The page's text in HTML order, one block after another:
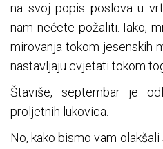
na svoj popis poslova u
nam nećete požaliti. Iako,
mirovanja tokom jesenskih
nastavljaju cvjetati tokom
Štaviše, septembar je
proljetnih lukovica.
No, kako bismo vam